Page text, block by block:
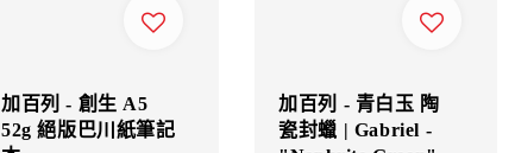
加百列 - 創生 A5
52g 絕版巴川紙筆記
加百列 - 青白玉 陶
瓷封蠟 | Gabriel -